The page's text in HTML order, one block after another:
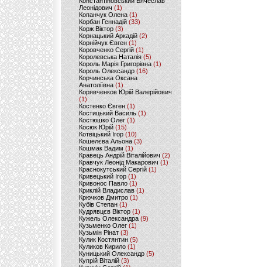
Леонідович (1)
Копанчук Олена (1)
Корбан Геннадій (33)
Корж Віктор (3)
Корнацький Аркадій (2)
Корнійчук Євген (1)
Коровченко Сергій (1)
Королевська Наталія(5)
Король Марія Григорівна (1)
Король Олександр (16)
Корчинська Оксана
Анатоліївна (1)
Корявченков Юрій Валерійович
(1)
Костенко Євген (1)
Костицький Василь (1)
Костюшко Олег (1)
Косюк Юрій (15)
Котвіцький Ігор (10)
Кошелєва Альона(3)
Кошмак Вадим (1)
Кравець Андрій Віталійович (2)
Кравчук Леонід Макарович (1)
Краснокутський Сергій (1)
Кривецький Ігор (1)
Кривонос Павло (1)
Криклій Владислав (1)
Крючков Дмитро(1)
Кубів Степан(1)
Кудрявцєв Віктор (1)
Кужель Олександра (9)
Кузьменко Олег (1)
Кузьмін Рінат(3)
Кулик Костянтин(5)
Куликов Кирило (1)
Куницький Олександр (5)
Купрій Віталій (3)